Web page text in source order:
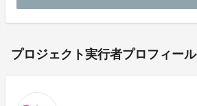
プロジェクト実行者プロフィール